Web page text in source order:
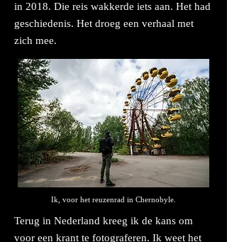
in 2018. Die reis wakkerde iets aan. Het had
geschiedenis. Het droeg een verhaal met
zich mee.
Ik, voor het reuzenrad in Chernobyle.
Terug in Nederland kreeg ik de kans om
voor een krant te fotograferen. Ik weet het